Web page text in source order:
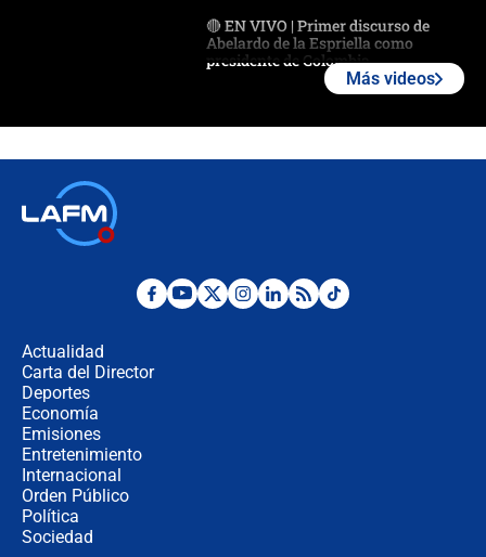
🔴 EN VIVO | Primer discurso de
Abelardo de la Espriella como
presidente de Colombia
Desde dermatitis hasta infecciones:
Más videos
Actualidad
Carta del Director
Deportes
Economía
Emisiones
Entretenimiento
Internacional
Orden Público
Política
Sociedad